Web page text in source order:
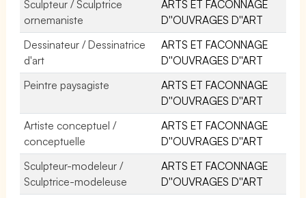
Sculpteur / Sculptrice
ornemaniste
ARTS ET FACONNAGE
D''OUVRAGES D''ART
Dessinateur / Dessinatrice
d'art
ARTS ET FACONNAGE
D''OUVRAGES D''ART
Peintre paysagiste
ARTS ET FACONNAGE
D''OUVRAGES D''ART
Artiste conceptuel /
conceptuelle
ARTS ET FACONNAGE
D''OUVRAGES D''ART
Sculpteur-modeleur /
Sculptrice-modeleuse
ARTS ET FACONNAGE
D''OUVRAGES D''ART